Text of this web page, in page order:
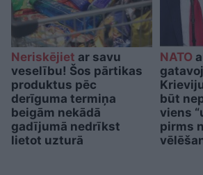
Neriskējiet ar savu
veselību! Šos pārtikas
produktus pēc
derīguma termiņa
beigām nekādā
gadījumā nedrīkst
lietot uzturā
NATO
būt
viens
pirms